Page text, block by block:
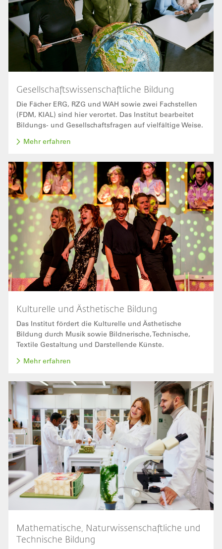
Gesellschaftswissenschaftliche Bildung
Die Fächer ERG, RZG und WAH sowie zwei Fachstellen
(FDM, KIAL) sind hier verortet. Das Institut bearbeitet
Bildungs- und Gesellschaftsfragen auf vielfältige Weise.
Mehr erfahren
Bild
Kulturelle und Ästhetische Bildung
Das Institut fördert die Kulturelle und Ästhetische
Bildung durch Musik sowie Bildnerische, Technische,
Textile Gestaltung und Darstellende Künste.
Mehr erfahren
Bild
Mathematische, Naturwissenschaftliche und
Technische Bildung